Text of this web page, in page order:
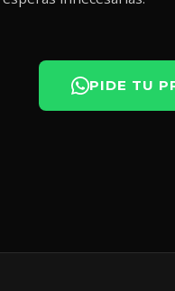
PIDE TU